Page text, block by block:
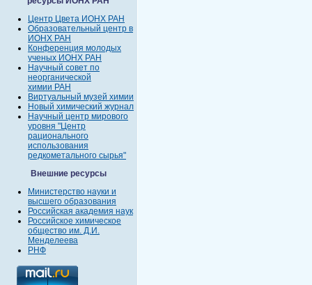
Центр Цвета ИОНХ РАН
Образовательный центр в
ИОНХ РАН
Конференция молодых
ученых ИОНХ РАН
Научный совет по
неорганической
химии РАН
Виртуальный музей химии
Новый химический журнал
Научный центр мирового
уровня "Центр
рационального
использования
редкометального сырья"
Внешние ресурсы
Министерство науки и
высшего образования
Российская академия наук
Российское химическое
общество им. Д.И.
Менделеева
РНФ